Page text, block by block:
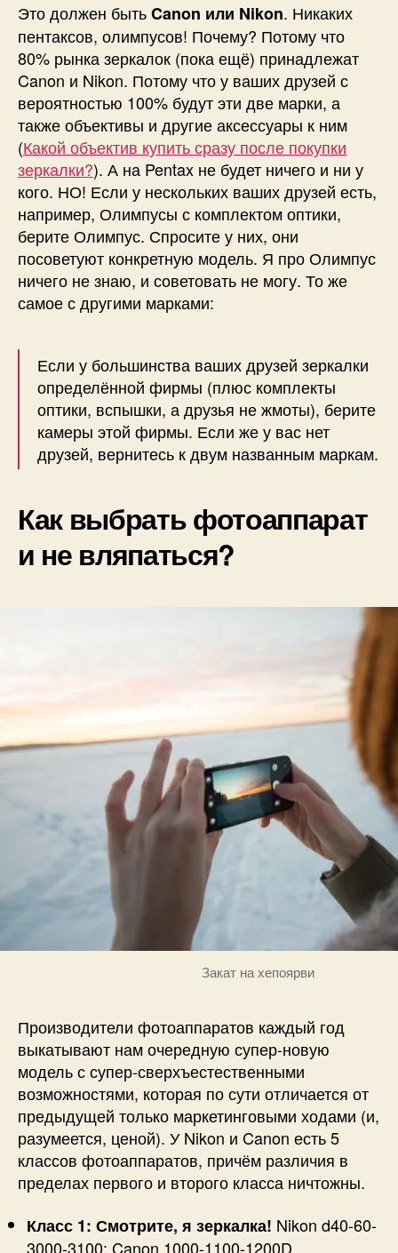
Это должен бытьCanon или Nikon. Никаких
пентаксов, олимпусов! Почему? Потому что
80% рынка зеркалок (пока ещё) принадлежат
Canon и Nikon. Потому что у ваших друзей с
вероятностью 100% будут эти две марки, а
также объективы и другие аксессуары к ним
(Какой объектив купить сразу после покупки
зеркалки?). А на Pentax не будет ничего и ни у
кого. НО! Если у нескольких ваших друзей есть,
например, Олимпусы с комплектом оптики,
берите Олимпус. Спросите у них, они
посоветуют конкретную модель. Я про Олимпус
ничего не знаю, и советовать не могу. То же
самое с другими марками:
Если у большинства ваших друзей зеркалки
определённой фирмы (плюс комплекты
оптики, вспышки, а друзья не жмоты), берите
камеры этой фирмы. Если же у вас нет
друзей, вернитесь к двум названным маркам.
Как выбрать фотоаппарат
и не вляпаться?
Закат на хепоярви
Производители фотоаппаратов каждый год
выкатывают нам очередную супер-новую
модель с супер-сверхъестественными
возможностями, которая по сути отличается от
предыдущей только маркетинговыми ходами (и,
разумеется, ценой). У Nikon и Canon есть 5
классов фотоаппаратов, причём различия в
пределах первого и второго класса ничтожны.
Класс 1: Смотрите, я зеркалка! Nikon d40-60-
3000-3100; Canon 1000-1100-1200D.